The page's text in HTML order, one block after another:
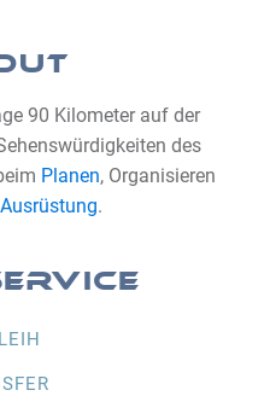
90 Kilometer auf der
des
Planen, Organisieren
Ausrüstung.